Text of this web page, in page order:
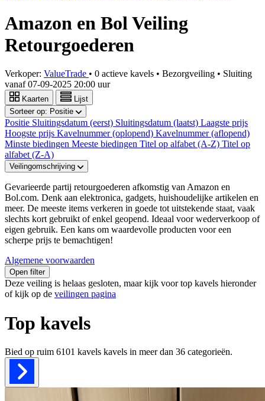
Amazon en Bol Veiling
Retourgoederen
Verkoper: ValueTrade • 0 actieve kavels • Bezorgveiling • Sluiting
vanaf07-09-2025 20:00 uur
Kaarten
Lijst
Sorteer op: Positie
Positie Sluitingsdatum (eerst) Sluitingsdatum (laatst) Laagste prijs
Hoogste prijs Kavelnummer (oplopend) Kavelnummer (aflopend)
Minste biedingen Meeste biedingen Titel op alfabet (A-Z) Titel op
alfabet (Z-A)
Veilingomschrijving
Gevarieerde partij retourgoederen afkomstig van Amazon en
Bol.com. Denk aan elektronica, gadgets, huishoudelijke artikelen en
meer. De meeste items verkeren in goede tot uitstekende staat, vaak
slechts kort gebruikt of enkel geopend. Ideaal voor wederverkoop of
eigen gebruik. Een kans om waardevolle producten voor een
scherpe prijs te bemachtigen!
Algemene voorwaarden
Open filter
Deze veiling is helaas gesloten, maar kijk voor top kavels hieronder
of kijk op de veilingen pagina
Top kavels
Bied op ruim 6101 kavels kavels in meer dan 36 categorieën.